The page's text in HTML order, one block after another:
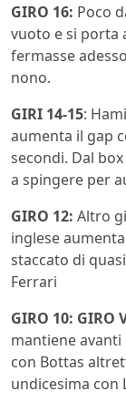
GIRO 16: Poco
vuoto e si porta
fermasse
nono.
GIRI 14-15:
aumenta il gap
secondi. Dal
a spingere per
GIRO 12: Altro
inglese
staccato di
Ferrari
GIRO 10: GIRO
mantiene avanti
con Bottas
undicesima con